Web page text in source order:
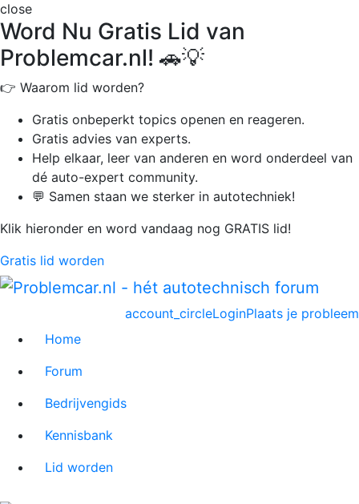
close
Word Nu Gratis Lid van
Problemcar.nl! 🚗💡
👉 Waarom lid worden?
Gratis onbeperkt topics openen en reageren.
Gratis advies van experts.
Help elkaar, leer van anderen en word onderdeel van
dé auto-expert community.
💬 Samen staan we sterker in autotechniek!
Klik hieronder en word vandaag nog GRATIS lid!
Gratis lid worden
Plaats je probleem
account_circleLogin
Home
Forum
Bedrijvengids
Kennisbank
Lid worden